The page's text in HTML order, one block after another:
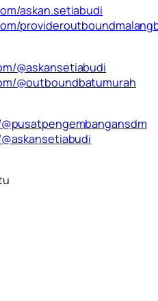
askan.setiabudi
@askansetiabudi
@outboundbatumurah